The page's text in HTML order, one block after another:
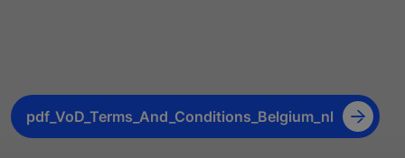
pdf_VoD_Terms_And_Conditions_Belgium_nl